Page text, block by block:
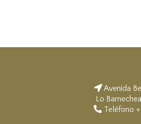
Avenida
Lo
Teléfono